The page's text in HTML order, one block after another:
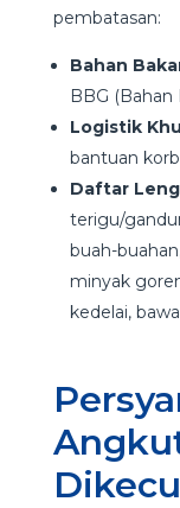
pembatasan:
Bahan
BBG (Bahan
Logistik
bantuan
Daftar
terigu/
buah-
minyak
kedelai,